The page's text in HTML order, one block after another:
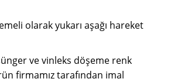
olarak yukarı aşağı hareket
ve vinleks döşeme renk
firmamız tarafından imal